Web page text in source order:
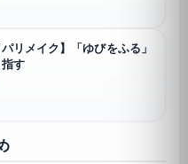
リメイク】「ゆびをふる」
す